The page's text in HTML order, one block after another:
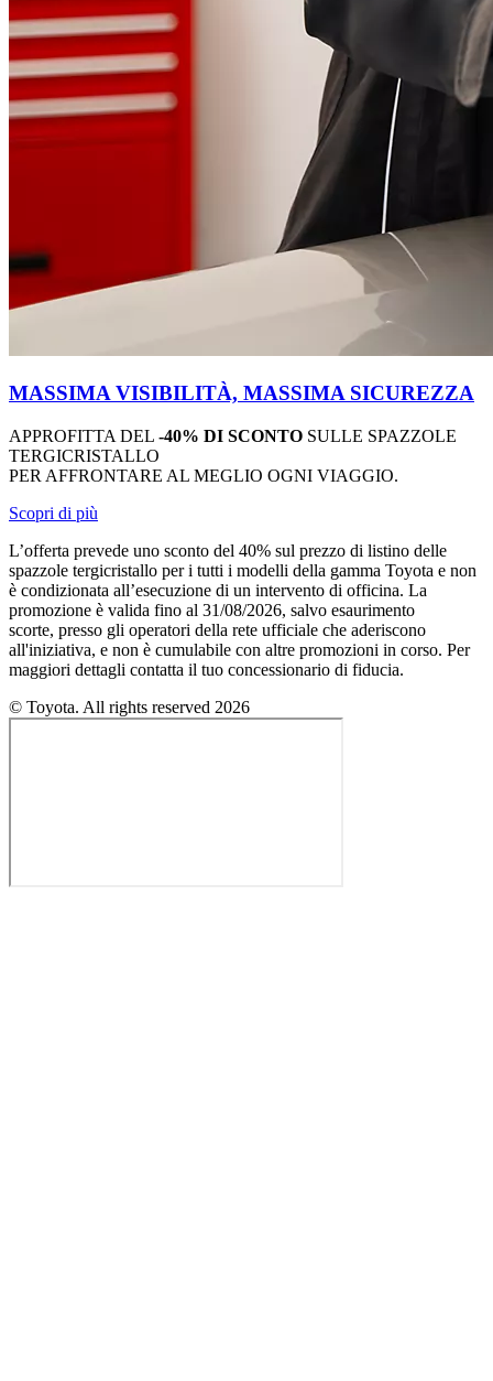
MASSIMA VISIBILITÀ, MASSIMA SICUREZZA
APPROFITTA DEL -40% DI SCONTO SULLE SPAZZOLE
TERGICRISTALLO
PER AFFRONTARE AL MEGLIO OGNI VIAGGIO.
Scopri di più
L’offerta prevede uno sconto del 40% sul prezzo di listino delle
spazzole tergicristallo per i tutti i modelli della gamma Toyota e non
è condizionata all’esecuzione di un intervento di officina. La
promozione è valida fino al 31/08/2026, salvo esaurimento
scorte, presso gli operatori della rete ufficiale che aderiscono
all'iniziativa, e non è cumulabile con altre promozioni in corso. Per
maggiori dettagli contatta il tuo concessionario di fiducia.
© Toyota. All rights reserved 2026